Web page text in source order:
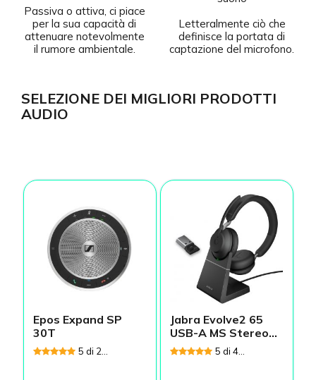
Passiva o attiva, ci piace
per la sua capacità di
attenuare notevolmente
il rumore ambientale.
Letteralmente ciò che
definisce la portata di
captazione del microfono.
SELEZIONE DEI MIGLIORI PRODOTTI
AUDIO
Epos Expand SP
30T
5 di 2
Jabra Evolve2 65
USB-A MS Stereo
con base - Nero
5 di 4